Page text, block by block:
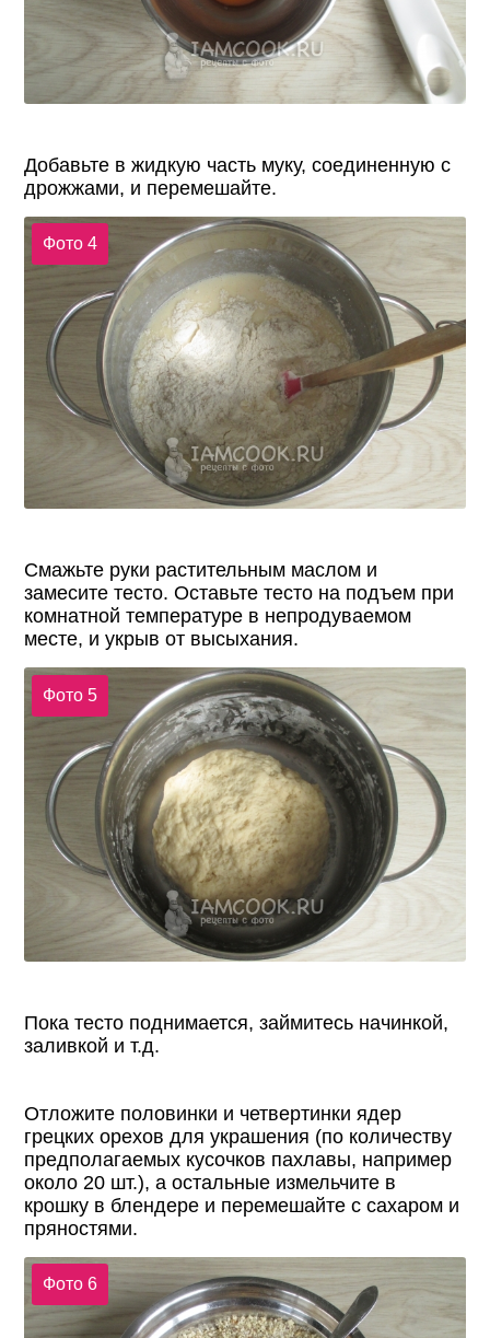
Добавьте в жидкую часть муку, соединенную с
дрожжами, и перемешайте.
Фото 4
Смажьте руки растительным маслом и
замесите тесто. Оставьте тесто на подъем при
комнатной температуре в непродуваемом
месте, и укрыв от высыхания.
Фото 5
Пока тесто поднимается, займитесь начинкой,
заливкой и т.д.
Отложите половинки и четвертинки ядер
грецких орехов для украшения (по количеству
предполагаемых кусочков пахлавы, например
около 20 шт.), а остальные измельчите в
крошку в блендере и перемешайте с сахаром и
пряностями.
Фото 6